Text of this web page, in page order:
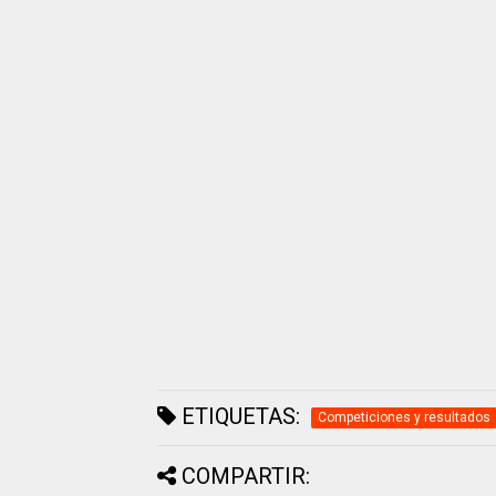
ETIQUETAS: Competiciones y resultados
COMPARTIR: